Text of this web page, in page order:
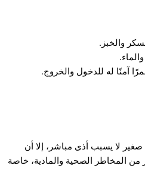
والخبز.
آمنًا له للدخول والخروج.
لا يسبب أذى مباشر، إلا أن
من المخاطر الصحية والمادية، خاصة